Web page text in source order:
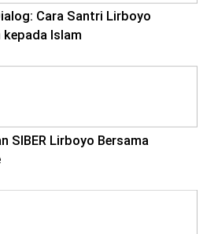
Cara Santri Lirboyo
kepada Islam
SIBER Lirboyo Bersama